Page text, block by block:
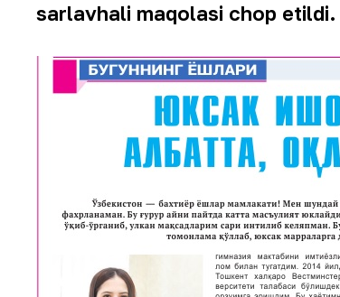
sarlavhali maqolasi chop etildi.